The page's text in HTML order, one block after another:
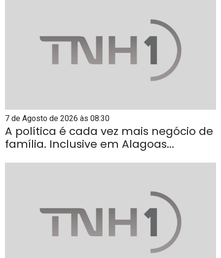
7 de Agosto de 2026 às 08:30
A política é cada vez mais negócio de
família. Inclusive em Alagoas...